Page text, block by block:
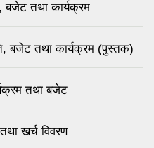
बजेट तथा कार्यक्रम
बजेट तथा कार्यक्रम (पुस्तक)
तथा बजेट
खर्च विवरण